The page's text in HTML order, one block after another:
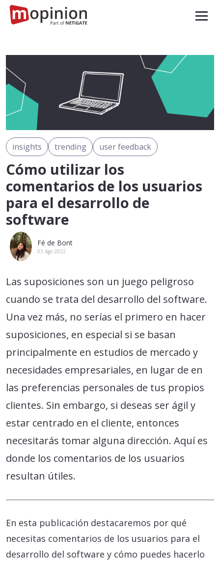
insights trending user feedback
Cómo utilizar los
comentarios de los usuarios
para el desarrollo de
software
Fé de Bont
03 Ago 2022
Las suposiciones son un juego peligroso
cuando se trata del desarrollo del software.
Una vez más, no serías el primero en hacer
suposiciones, en especial si se basan
principalmente en estudios de mercado y
necesidades empresariales, en lugar de en
las preferencias personales de tus propios
clientes. Sin embargo, si deseas ser ágil y
estar centrado en el cliente, entonces
necesitarás tomar alguna dirección. Aquí es
donde los comentarios de los usuarios
resultan útiles.
En esta publicación destacaremos por qué
necesitas comentarios de los usuarios para el
desarrollo del software y cómo puedes hacerlo